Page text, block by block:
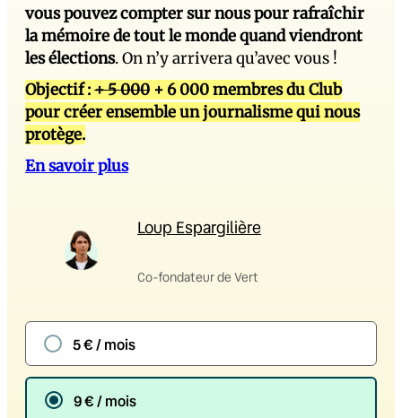
vous pouvez compter sur nous pour rafraîchir
la mémoire de tout le monde quand viendront
les élections. On n’y arrivera qu’avec vous !
Objectif :+ 5 000 + 6 000 membres du Club
pour créer ensemble un journalisme qui nous
protège.
En savoir plus
Loup Espargilière
Co-fondateur de Vert
5 € / mois
9 € / mois